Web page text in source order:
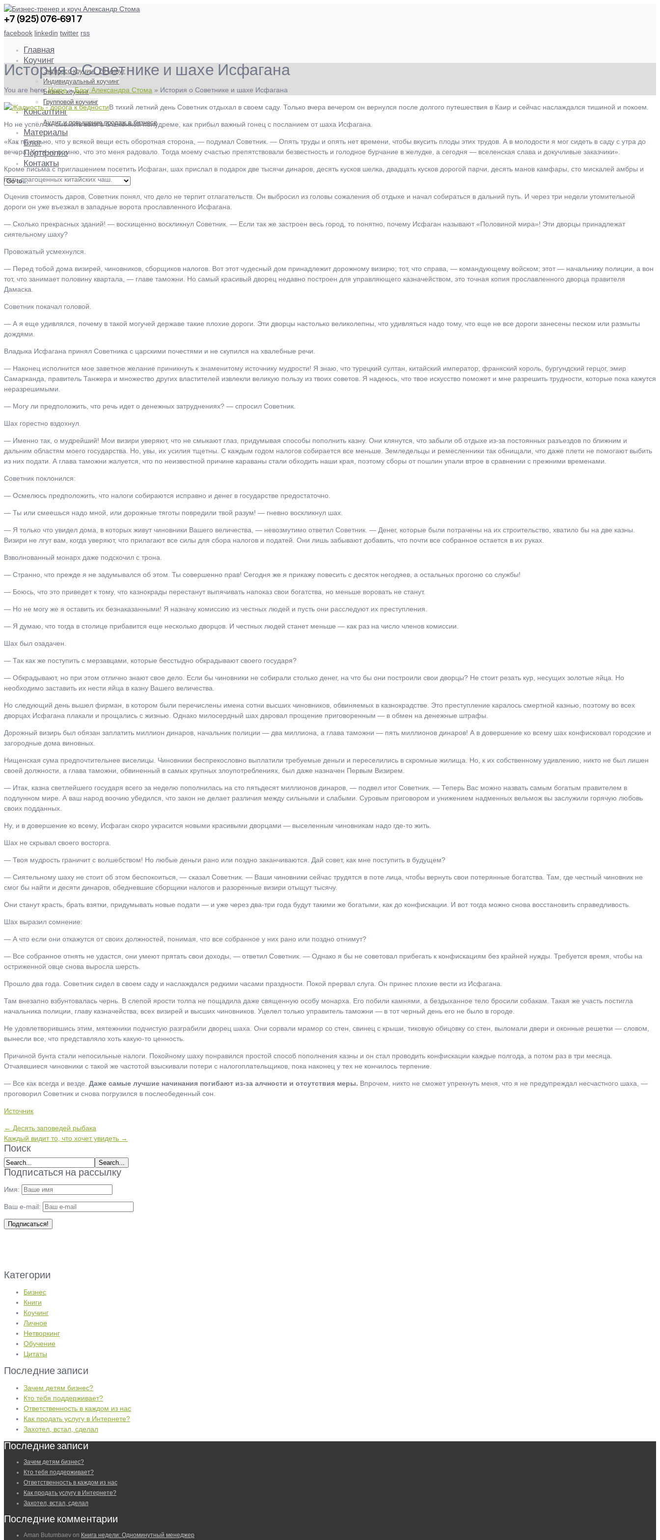
+7 (925) 076-6917
facebook linkedin twitter rss
Главная
Коучинг
Экспресс-коучинг. 20 минут
Индивидуальный коучинг
Бизнес коучинг
Групповой коучинг
Консалтинг
Аудит и повышение продаж в бизнесе
Материалы
Блог
Портфолио
Контакты
История о Советнике и шахе Исфагана
You are here:Home » Блог Александра Стома » История о Советнике и шахе Исфагана
В тихий летний день Советник отдыхал в своем саду. Только вчера вечером он вернулся после долгого путешествия в Каир и сейчас наслаждался тишиной и покоем.
Но не успел он смежить веки в блаженной полудреме, как прибыл важный гонец с посланием от шаха Исфагана.
«Как печально, что у всякой вещи есть оборотная сторона, ― подумал Советник. ― Опять труды и опять нет времени, чтобы вкусить плоды этих трудов. А в молодости я мог сидеть в саду с утра до
вечера. Хотя не помню, что это меня радовало. Тогда моему счастью препятствовали безвестность и голодное бурчание в желудке, а сегодня ― вселенская слава и докучливые заказчики».
Кроме письма с приглашением посетить Исфаган, шах прислал в подарок две тысячи динаров, десять кусков шелка, двадцать кусков дорогой парчи, десять манов камфары, сто мискалей амбры и
пять драгоценных китайских чаш.
Оценив стоимость даров, Советник понял, что дело не терпит отлагательств. Он выбросил из головы сожаления об отдыхе и начал собираться в дальний путь. И через три недели утомительной
дороги он уже въезжал в западные ворота прославленного Исфагана.
― Сколько прекрасных зданий! ― восхищенно воскликнул Советник. ― Если так же застроен весь город, то понятно, почему Исфаган называют «Половиной мира»! Эти дворцы принадлежат
сиятельному шаху?
Провожатый усмехнулся.
― Перед тобой дома визирей, чиновников, сборщиков налогов. Вот этот чудесный дом принадлежит дорожному визирю; тот, что справа, ― командующему войском; этот ― начальнику полиции, а вон
тот, что занимает половину квартала, ― главе таможни. Но самый красивый дворец недавно построен для управляющего казначейством, это точная копия прославленного дворца правителя
Дамаска.
Советник покачал головой.
― А я еще удивлялся, почему в такой могучей державе такие плохие дороги. Эти дворцы настолько великолепны, что удивляться надо тому, что еще не все дороги занесены песком или размыты
дождями.
Владыка Исфагана принял Советника с царскими почестями и не скупился на хвалебные речи.
― Наконец исполнится мое заветное желание приникнуть к знаменитому источнику мудрости! Я знаю, что турецкий султан, китайский император, франкский король, бургундский герцог, эмир
Самарканда, правитель Танжера и множество других властителей извлекли великую пользу из твоих советов. Я надеюсь, что твое искусство поможет и мне разрешить трудности, которые пока кажутся
неразрешимыми.
― Могу ли предположить, что речь идет о денежных затруднениях? ― спросил Советник.
Шах горестно вздохнул.
― Именно так, о мудрейший! Мои визири уверяют, что не смыкают глаз, придумывая способы пополнить казну. Они клянутся, что забыли об отдыхе из-за постоянных разъездов по ближним и
дальним областям моего государства. Но, увы, их усилия тщетны. С каждым годом налогов собирается все меньше. Земледельцы и ремесленники так обнищали, что даже плети не помогают выбить
из них подати. А глава таможни жалуется, что по неизвестной причине караваны стали обходить наши края, поэтому сборы от пошлин упали втрое в сравнении с прежними временами.
Советник поклонился:
― Осмелюсь предположить, что налоги собираются исправно и денег в государстве предостаточно.
― Ты или смеешься надо мной, или дорожные тяготы повредили твой разум! ― гневно воскликнул шах.
― Я только что увидел дома, в которых живут чиновники Вашего величества, ― невозмутимо ответил Советник. ― Денег, которые были потрачены на их строительство, хватило бы на две казны.
Визири не лгут вам, когда уверяют, что прилагают все силы для сбора налогов и податей. Они лишь забывают добавить, что почти все собранное остается в их руках.
Взволнованный монарх даже подскочил с трона.
― Странно, что прежде я не задумывался об этом. Ты совершенно прав! Сегодня же я прикажу повесить с десяток негодяев, а остальных прогоню со службы!
― Боюсь, что это приведет к тому, что казнокрады перестанут выпячивать напоказ свои богатства, но меньше воровать не станут.
― Но не могу же я оставить их безнаказанными! Я назначу комиссию из честных людей и пусть они расследуют их преступления.
― Я думаю, что тогда в столице прибавится еще несколько дворцов. И честных людей станет меньше ― как раз на число членов комиссии.
Шах был озадачен.
― Так как же поступить с мерзавцами, которые бесстыдно обкрадывают своего государя?
― Обкрадывают, но при этом отлично знают свое дело. Если бы чиновники не собирали столько денег, на что бы они построили свои дворцы? Не стоит резать кур, несущих золотые яйца. Но
необходимо заставить их нести яйца в казну Вашего величества.
Но следующий день вышел фирман, в котором были перечислены имена сотни высших чиновников, обвиняемых в казнокрадстве. Это преступление каралось смертной казнью, поэтому во всех
дворцах Исфагана плакали и прощались с жизнью. Однако милосердный шах даровал прощение приговоренным ― в обмен на денежные штрафы.
Дорожный визирь был обязан заплатить миллион динаров, начальник полиции ― два миллиона, а глава таможни ― пять миллионов динаров! А в довершение ко всему шах конфисковал городские и
загородные дома виновных.
Нищенская сума предпочтительнее виселицы. Чиновники беспрекословно выплатили требуемые деньги и переселились в скромные жилища. Но, к их собственному удивлению, никто не был лишен
своей должности, а глава таможни, обвиненный в самых крупных злоупотреблениях, был даже назначен Первым Визирем.
― Итак, казна светлейшего государя всего за неделю пополнилась на сто пятьдесят миллионов динаров, ― подвел итог Советник. ― Теперь Вас можно назвать самым богатым правителем в
подлунном мире. А ваш народ воочию убедился, что закон не делает различия между сильными и слабыми. Суровым приговором и унижением надменных вельмож вы заслужили горячую любовь
своих подданных.
Ну, и в довершение ко всему, Исфаган скоро украсится новыми красивыми дворцами ― выселенным чиновникам надо где-то жить.
Шах не скрывал своего восторга.
― Твоя мудрость граничит с волшебством! Но любые деньги рано или поздно заканчиваются. Дай совет, как мне поступить в будущем?
― Сиятельному шаху не стоит об этом беспокоиться, ― сказал Советник. ― Ваши чиновники сейчас трудятся в поте лица, чтобы вернуть свои потерянные богатства. Там, где честный чиновник не
смог бы найти и десяти динаров, обедневшие сборщики налогов и разоренные визири отыщут тысячу.
Они станут красть, брать взятки, придумывать новые подати ― и уже через два-три года будут такими же богатыми, как до конфискации. И вот тогда можно снова восстановить справедливость.
Шах выразил сомнение:
― А что если они откажутся от своих должностей, понимая, что все собранное у них рано или поздно отнимут?
― Все собранное отнять не удастся, они умеют прятать свои доходы, ― ответил Советник. ― Однако я бы не советовал прибегать к конфискациям без крайней нужды. Требуется время, чтобы на
остриженной овце снова выросла шерсть.
Прошло два года. Советник сидел в своем саду и наслаждался редкими часами праздности. Покой прервал слуга. Он принес плохие вести из Исфагана.
Там внезапно взбунтовалась чернь. В слепой ярости толпа не пощадила даже священную особу монарха. Его побили камнями, а бездыханное тело бросили собакам. Такая же участь постигла
начальника полиции, главу казначейства, всех визирей и высших чиновников. Уцелел только управитель таможни ― в тот черный день его не было в городе.
Не удовлетворившись этим, мятежники подчистую разграбили дворец шаха. Они сорвали мрамор со стен, свинец с крыши, тиковую обицовку со стен, выломали двери и оконные решетки ― словом,
вынесли все, что представляло хоть какую-то ценность.
Причиной бунта стали непосильные налоги. Покойному шаху понравился простой способ пополнения казны и он стал проводить конфискации каждые полгода, а потом раз в три месяца.
Отчаявшиеся чиновники с такой же частотой взыскивали потери с налогоплательщиков, пока наконец у тех не кончилось терпение.
― Все как всегда и везде. Даже самые лучшие начинания погибают из-за алчности и отсутствия меры. Впрочем, никто не сможет упрекнуть меня, что я не предупреждал несчастного шаха, ―
проговорил Советник и снова погрузился в послеобеденный сон.
Источник
← Десять заповедей рыбака
Каждый видит то, что хочет увидеть →
Поиск
Подписаться на рассылку
Имя:
Ваш e-mail:
Категории
Бизнес
Книги
Коучинг
Личное
Нетворкинг
Обучение
Цитаты
Последние записи
Зачем детям бизнес?
Кто тебя поддерживает?
Ответственность в каждом из нас
Как продать услугу в Интернете?
Захотел, встал, сделал
Последние записи
Зачем детям бизнес?
Кто тебя поддерживает?
Ответственность в каждом из нас
Как продать услугу в Интернете?
Захотел, встал, сделал
Последние комментарии
Aman Butumbaev on Книга недели: Одноминутный менеджер